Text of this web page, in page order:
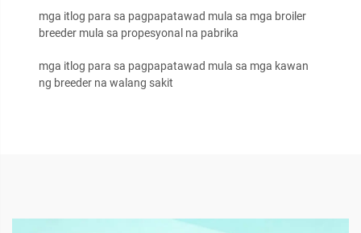
mga itlog para sa pagpapatawad mula sa mga broiler
breeder mula sa propesyonal na pabrika
mga itlog para sa pagpapatawad mula sa mga kawan
ng breeder na walang sakit